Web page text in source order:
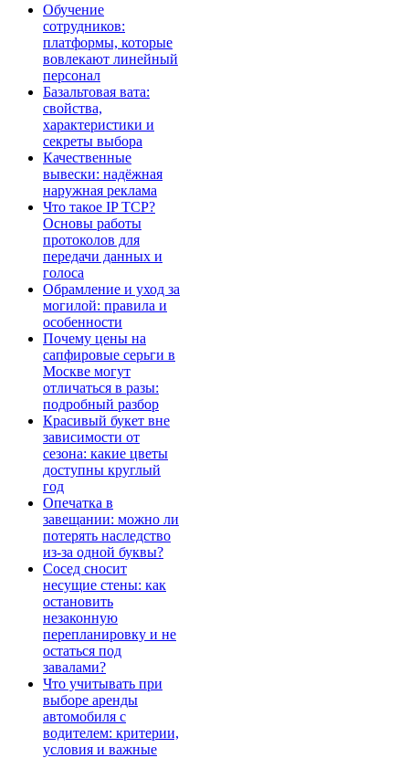
Обучение
сотрудников:
платформы, которые
вовлекают линейный
персонал
Базальтовая вата:
свойства,
характеристики и
секреты выбора
Качественные
вывески: надёжная
наружная реклама
Что такое IP TCP?
Основы работы
протоколов для
передачи данных и
голоса
Обрамление и уход за
могилой: правила и
особенности
Почему цены на
сапфировые серьги в
Москве могут
отличаться в разы:
подробный разбор
Красивый букет вне
зависимости от
сезона: какие цветы
доступны круглый
год
Опечатка в
завещании: можно ли
потерять наследство
из-за одной буквы?
Сосед сносит
несущие стены: как
остановить
незаконную
перепланировку и не
остаться под
завалами?
Что учитывать при
выборе аренды
автомобиля с
водителем: критерии,
условия и важные